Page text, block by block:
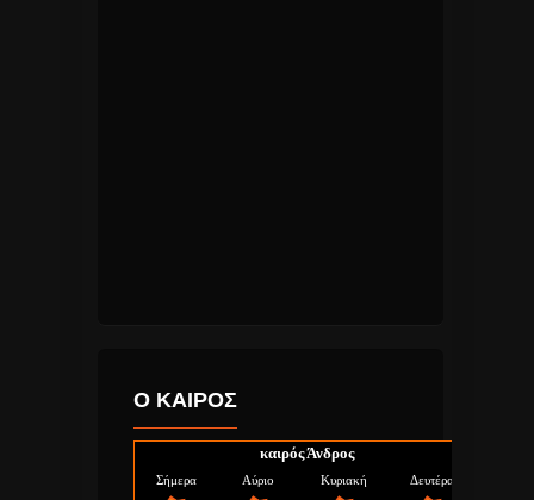
Ο ΚΑΙΡΟΣ
καιρός Άνδρος